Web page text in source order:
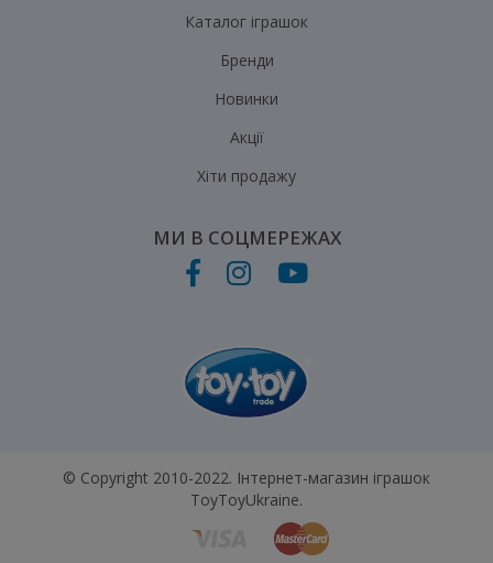
Каталог іграшок
Бренди
Новинки
Акції
Хіти продажу
МИ В СОЦМЕРЕЖАХ
© Copyright 2010-2022. Інтернет-магазин іграшок
ToyToyUkraine.